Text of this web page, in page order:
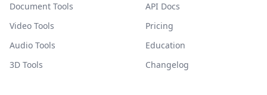
Document Tools
Video Tools
Audio Tools
3D Tools
API Docs
Pricing
Education
Changelog